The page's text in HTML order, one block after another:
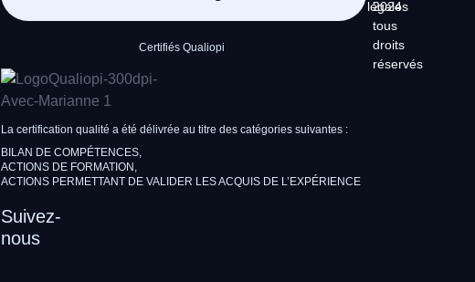
Certifiés Qualiopi
La certification qualité a été délivrée au titre des catégories suivantes :
BILAN DE COMPÉTENCES,
ACTIONS DE FORMATION,
ACTIONS PERMETTANT DE VALIDER LES ACQUIS DE L’EXPÉRIENCE
Suivez-
nous
légales
2024
tous
droits
réservés